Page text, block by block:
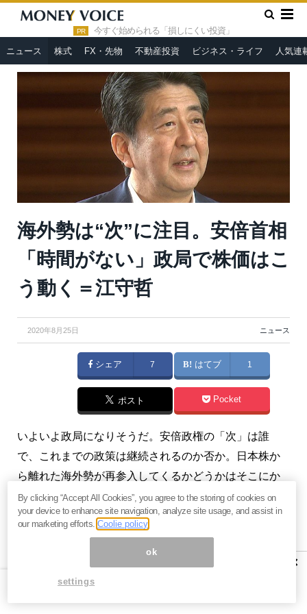
PR 今すぐ始められる「損しにくい投資」
ニュース 株式 FX・先物 不動産投資 ビジネス・ライフ 人気連
HOME » ニュース »
海外勢は“次”に注目。安倍首相「時間がな
い」政局で株価はこう動く＝江守哲
海外勢は“次”に注目。安倍首相
「時間がない」政局で株価はこ
う動く＝江守哲
2020年8月25日 ニュース
シェア 7 はてブ 1
ポスト Pocket
いよいよ政局になりそうだ。安倍政権の「次」は誰
で、これまでの政策は継続されるのか否か。日本株か
ら離れた海外勢が再参入してくるかどうかはそこにか
かっている。（『江守哲の「投資の哲人」〜ヘッジフ
ァンド投資戦略のすべて』江守哲）
江守哲の「投資の哲人」〜ヘッジファンド
投資戦略のすべて』2020年8月24日号の一部抜粋で
す。全文にご興味をお持ちの方はぜひこの機会に、
月分すべて無料のお試し購読をどうぞ。
×
By clicking “Accept All Cookies”, you agree to the storing of cookies on
your device to enhance site navigation, analyze site usage, and assist in
our marketing efforts.Coolie policy
ok
settings